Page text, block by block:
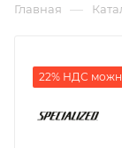
Главная —
22% НДС